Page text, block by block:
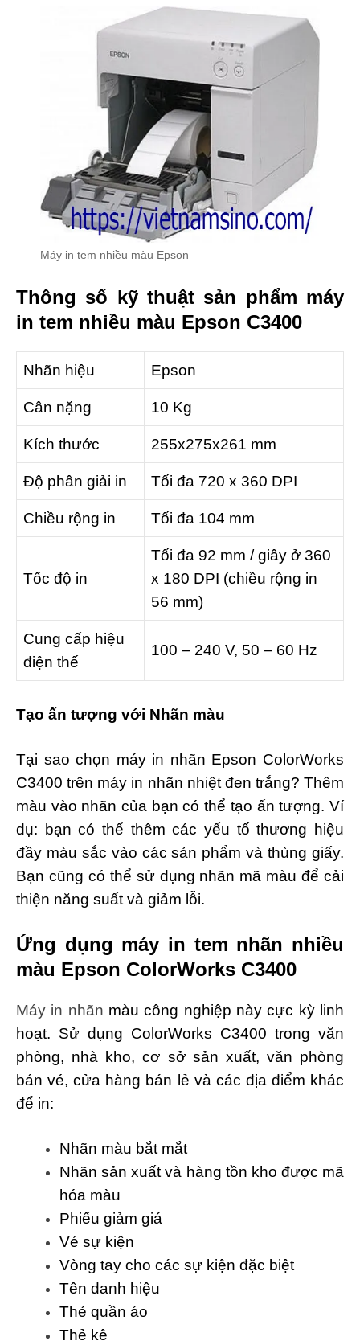
Máy in tem nhiều màu Epson
Thông số kỹ thuật sản phẩm máy
in tem nhiều màu Epson C3400
Nhãn hiệu Epson
Cân nặng 10 Kg
Kích thước 255x275x261 mm
Độ phân giải in Tối đa 720 x 360 DPI
Chiều rộng in Tối đa 104 mm
Tốc độ in
Tối đa 92 mm / giây ở 360
x 180 DPI (chiều rộng in
56 mm)
Cung cấp hiệu
điện thế
100 – 240 V, 50 – 60 Hz
Tạo ấn tượng với Nhãn màu
Tại sao chọn máy in nhãn Epson ColorWorks
C3400 trên máy in nhãn nhiệt đen trắng? Thêm
màu vào nhãn của bạn có thể tạo ấn tượng. Ví
dụ: bạn có thể thêm các yếu tố thương hiệu
đầy màu sắc vào các sản phẩm và thùng giấy.
Bạn cũng có thể sử dụng nhãn mã màu để cải
thiện năng suất và giảm lỗi.
Ứng dụng máy in tem nhãn nhiều
màu Epson ColorWorks C3400
Máy in nhãn màu công nghiệp này cực kỳ linh
hoạt. Sử dụng ColorWorks C3400 trong văn
phòng, nhà kho, cơ sở sản xuất, văn phòng
bán vé, cửa hàng bán lẻ và các địa điểm khác
để in:
Nhãn màu bắt mắt
Nhãn sản xuất và hàng tồn kho được mã
hóa màu
Phiếu giảm giá
Vé sự kiện
Vòng tay cho các sự kiện đặc biệt
Tên danh hiệu
Thẻ quần áo
Thẻ kệ